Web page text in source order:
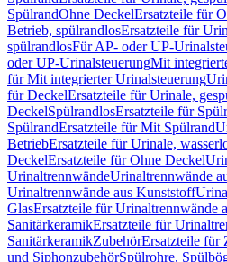
SpülrandOhne DeckelErsatzteile für
Betrieb, spülrandlosErsatzteile für
spülrandlosFür AP- oder UP-
oder UP-UrinalsteuerungMit
für Mit integrierter Urinalsteuerung
für DeckelErsatzteile für Urinale,
DeckelSpülrandlosErsatzteile für
SpülrandErsatzteile für Mit Spülrand
BetriebErsatzteile für Urinale,
DeckelErsatzteile für Ohne Deckel
UrinaltrennwändeUrinaltrennwände
Urinaltrennwände aus Kunststoff
GlasErsatzteile für Urinaltrennwände
SanitärkeramikErsatzteile für
SanitärkeramikZubehörErsatzteile für
und SiphonzubehörSpülrohre,